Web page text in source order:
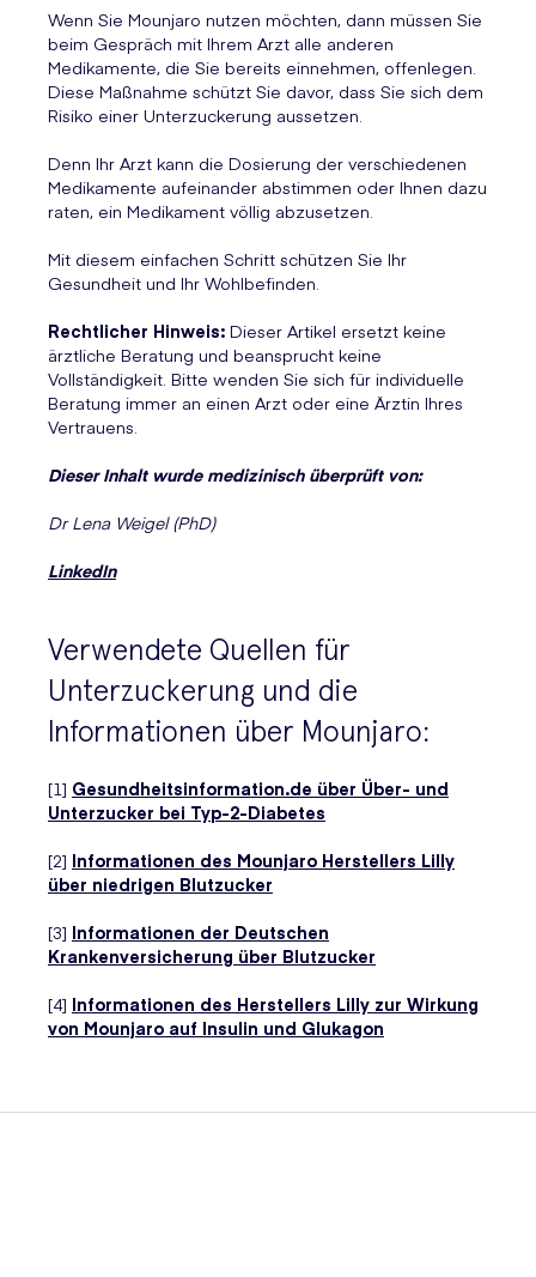
Wenn Sie Mounjaro nutzen möchten, dann müssen Sie
beim Gespräch mit Ihrem Arzt alle anderen
Medikamente, die Sie bereits einnehmen, offenlegen.
Diese Maßnahme schützt Sie davor, dass Sie sich dem
Risiko einer Unterzuckerung aussetzen.
Denn Ihr Arzt kann die Dosierung der verschiedenen
Medikamente aufeinander abstimmen oder Ihnen dazu
raten, ein Medikament völlig abzusetzen.
Mit diesem einfachen Schritt schützen Sie Ihr
Gesundheit und Ihr Wohlbefinden.
Rechtlicher Hinweis: Dieser Artikel ersetzt keine
ärztliche Beratung und beansprucht keine
Vollständigkeit. Bitte wenden Sie sich für individuelle
Beratung immer an einen Arzt oder eine Ärztin Ihres
Vertrauens.
Dieser Inhalt wurde medizinisch überprüft von:
Dr Lena Weigel (PhD)
LinkedIn
Verwendete Quellen für
Unterzuckerung und die
Informationen über Mounjaro:
[1] Gesundheitsinformation.de über Über- und
Unterzucker bei Typ-2-Diabetes
[2] Informationen des Mounjaro Herstellers Lilly
über niedrigen Blutzucker
[3] Informationen der Deutschen
Krankenversicherung über Blutzucker
[4] Informationen des Herstellers Lilly zur Wirkung
von Mounjaro auf Insulin und Glukagon